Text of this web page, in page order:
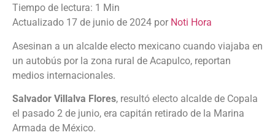
Actualizado 17 de junio de 2024 por Noti Hora
Asesinan a un alcalde electo mexicano cuando viajaba en
un autobús por la zona rural de Acapulco, reportan
medios internacionales.
Salvador Villalva Flores, resultó electo alcalde de Copala
el pasado 2 de junio, era capitán retirado de la Marina
Armada de México.